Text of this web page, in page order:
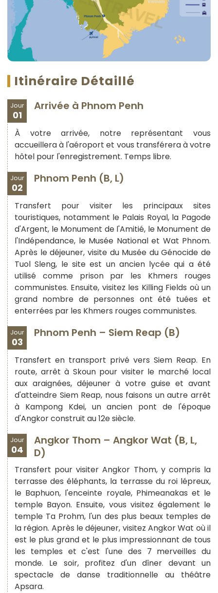
Itinéraire Détaillé
Jour
01
Arrivée à Phnom Penh
À votre arrivée, notre représentant vous
accueillera à l'aéroport et vous transférera à votre
hôtel pour l'enregistrement. Temps libre.
Jour
02
Phnom Penh (B, L)
Transfert pour visiter les principaux sites
touristiques, notamment le Palais Royal, la Pagode
d'Argent, le Monument de l'Amitié, le Monument de
l'Indépendance, le Musée National et Wat Phnom.
Après le déjeuner, visite du Musée du Génocide de
Tuol Sleng, le site est un ancien lycée qui a été
utilisé comme prison par les Khmers rouges
communistes. Ensuite, visitez les Killing Fields où un
grand nombre de personnes ont été tuées et
enterrées par les Khmers rouges communistes.
Jour
03
Phnom Penh – Siem Reap (B)
Transfert en transport privé vers Siem Reap. En
route, arrêt à Skoun pour visiter le marché local
aux araignées, déjeuner à votre guise et avant
d'atteindre Siem Reap, nous faisons un autre arrêt
à Kampong Kdei, un ancien pont de l'époque
d'Angkor construit au 12e siècle.
Jour
04
Angkor Thom – Angkor Wat (B, L,
D)
Transfert pour visiter Angkor Thom, y compris la
terrasse des éléphants, la terrasse du roi lépreux,
le Baphuon, l'enceinte royale, Phimeanakas et le
temple Bayon. Ensuite, vous visitez également le
temple Ta Prohm, l'un des plus beaux temples de
la région. Après le déjeuner, visitez Angkor Wat où il
est le plus grand et le plus impressionnant de tous
les temples et c'est l'une des 7 merveilles du
monde. Le soir, profitez d'un dîner devant un
spectacle de danse traditionnelle au théâtre
Apsara.